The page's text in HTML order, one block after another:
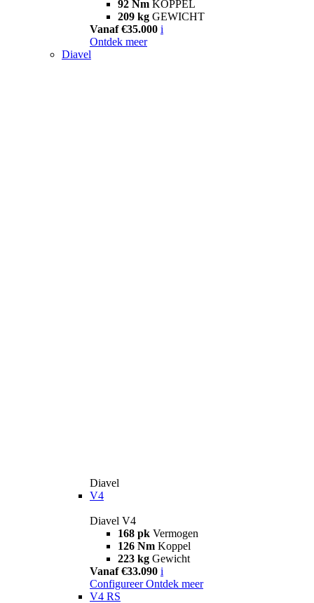
92 Nm KOPPEL
209 kg GEWICHT
Vanaf €35.000 i
Ontdek meer
Diavel
Diavel
V4
Diavel V4
168 pk Vermogen
126 Nm Koppel
223 kg Gewicht
Vanaf €33.090 i
Configureer Ontdek meer
V4 RS